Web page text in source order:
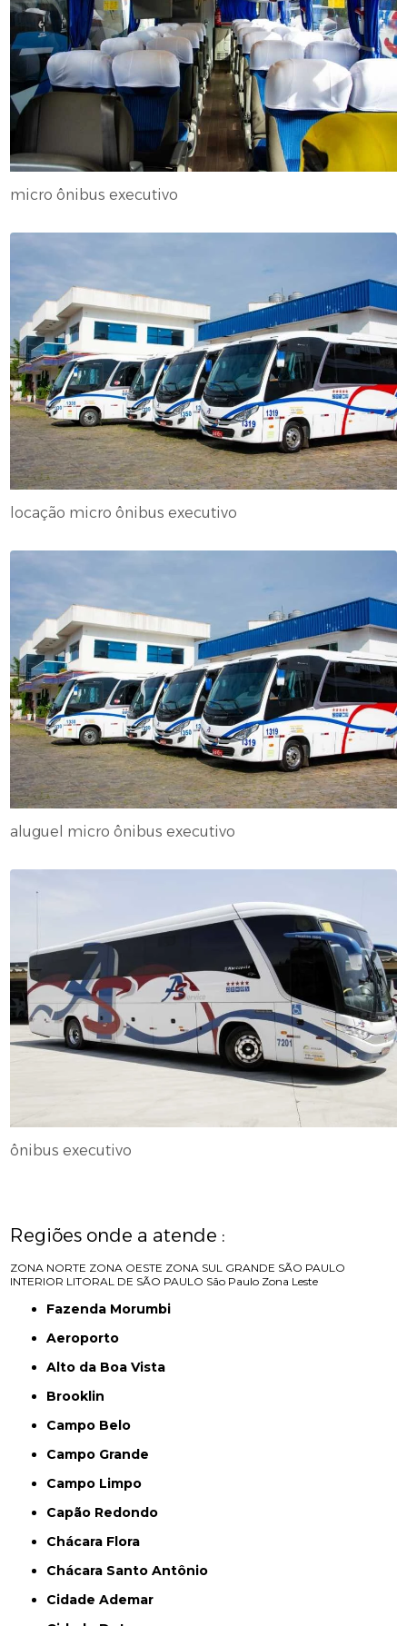
micro ônibus executivo
locação micro ônibus executivo
aluguel micro ônibus executivo
ônibus executivo
Regiões onde a atende :
ZONA NORTE ZONA OESTE ZONA SUL GRANDE SÃO PAULO
INTERIOR LITORAL DE SÃO PAULO São Paulo Zona Leste
Fazenda Morumbi
Aeroporto
Alto da Boa Vista
Brooklin
Campo Belo
Campo Grande
Campo Limpo
Capão Redondo
Chácara Flora
Chácara Santo Antônio
Cidade Ademar